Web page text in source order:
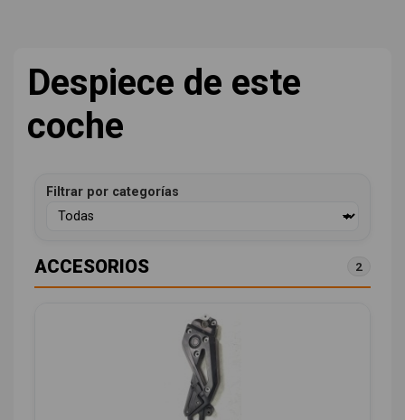
Despiece de este
coche
Filtrar por categorías
ACCESORIOS 2